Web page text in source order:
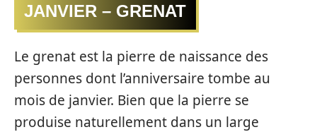
JANVIER – GRENAT
Le grenat est la pierre de naissance des
personnes dont l’anniversaire tombe au
mois de janvier. Bien que la pierre se
produise naturellement dans un large